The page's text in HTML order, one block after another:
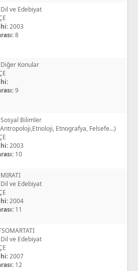
Dil ve Edebiyat
2003
8
Diğer Konular
9
Sosyal Bilimler
Etnografya, Felsefe...)
2003
10
Dil ve Edebiyat
2004
11
Dil ve Edebiyat
2007
12